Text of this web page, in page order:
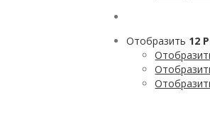
Отобразить 12